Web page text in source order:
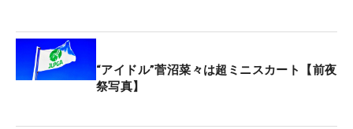
ないです」と頼もしい様子。「（予選を通過して）
最低限3日間はいられるように。大会を盛り上げら
れるよう、結果のみならずプレーでも歓声を沸かせ
たい」と誓った。
“アイドル”菅沼菜々は超ミニスカート【前夜
祭写真】